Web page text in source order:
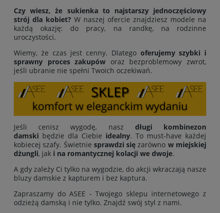
Czy wiesz, że sukienka to najstarszy jednoczęściowy
strój dla kobiet? W naszej ofercie znajdziesz modele na
każdą okazję: do pracy, na randkę, na rodzinne
uroczystości.
Wiemy, że czas jest cenny. Dlatego oferujemy szybki i
sprawny proces zakupów oraz bezproblemowy zwrot,
jeśli ubranie nie spełni Twoich oczekiwań.
Jeśli cenisz wygodę, nasz długi kombinezon
damski będzie dla Ciebie idealny. To must-have każdej
kobiecej szafy. Świetnie sprawdzi się zarówno w miejskiej
dżungli, jak i na romantycznej kolacji we dwoje.
A gdy zależy Ci tylko na wygodzie, do akcji wkraczają nasze
bluzy damskie z kapturem i bez kaptura.
Zapraszamy do ASEE - Twojego sklepu internetowego z
odzieżą damską i nie tylko. Znajdź swój styl z nami.